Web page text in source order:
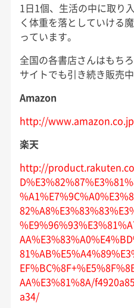
1日1個、生活の中に取り
く体重を落としていける
っています。
全国の各書店さんはもち
サイトでも引き続き販売
Amazon
http://
楽天
http://
AA%E3%81%8A/
a34/